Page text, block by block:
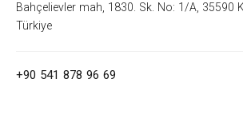
Bahçelievler mah, 1830. Sk. No: 1/A, 35590
Türkiye
+90 541 878 96 69